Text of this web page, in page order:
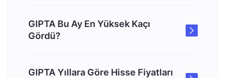
GIPTA Bu Ay En Yüksek Kaçı
Gördü?
GIPTA Yıllara Göre Hisse Fiyatları